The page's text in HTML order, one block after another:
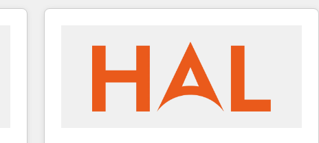
Execution... Global 24/7 ... All Experts 3️⃣ Integrate |
Slash months from your API Integration project... ⬅️
Click "Contact Business" ⬅️ to access 150+ Kickstart
Integration templates that put HubSpot in the center
of your tech stack, syncing... 🛍️ Shopify or
WooCommerce 💲 Stripe or Paypal 💰 Sage or